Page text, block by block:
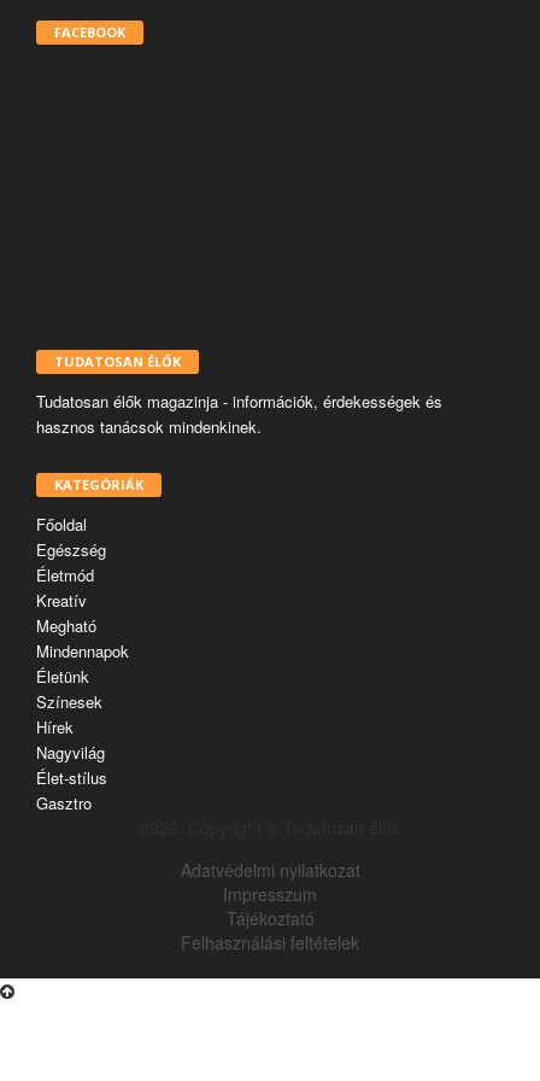
FACEBOOK
TUDATOSAN ÉLŐK
Tudatosan élők magazinja - információk, érdekességek és
hasznos tanácsok mindenkinek.
KATEGÓRIÁK
Főoldal
Egészség
Életmód
Kreatív
Megható
Mindennapok
Életünk
Színesek
Hírek
Nagyvilág
Élet-stílus
Gasztro
Adatvédelmi nyilatkozat
Impresszum
Tájékoztató
Felhasználási feltételek